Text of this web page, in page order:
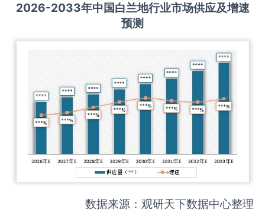
2026-2033年中国白兰地行业市场供应及增速
预测
数据来源：观研天下数据中心整理